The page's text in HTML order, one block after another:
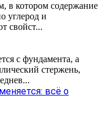
в котором содержание
углерод и
свойст...
с фундамента, а
стержень,
всё о